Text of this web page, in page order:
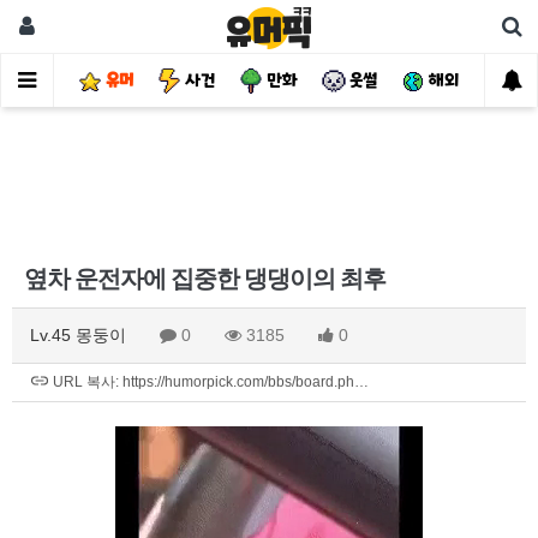
유머 사건 만화 웃썰 해외 핫
옆차 운전자에 집중한 댕댕이의 최후
Lv.45 몽둥이 0 3185 0
URL 복사: https://humorpick.com/bbs/board.ph…